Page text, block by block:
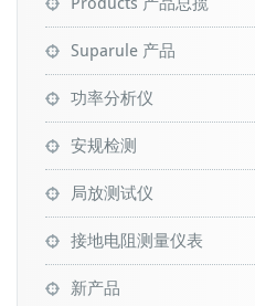
Suparule 产品
功率分析仪
安规检测
局放测试仪
接地电阻测量仪表
新产品